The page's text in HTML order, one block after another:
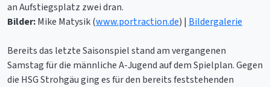
an Aufstiegsplatz zwei dran.
Bilder:Mike Matysik (www.portraction.de) | Bildergalerie
Bereits das letzte Saisonspiel stand am vergangenen
Samstag für die männliche A-Jugend auf dem Spielplan. Gegen
die HSG Strohgäu ging es für den bereits feststehenden